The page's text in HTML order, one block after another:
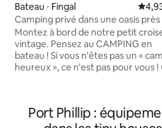
Bateau ⋅ Fingal
Camping privé dans une oasis près
source thermale
Montez à bord de notre petit
vintage. Pensez au CAMPING en
bateau ! Si vous n'êtes pas un «
heureux », ce n'est pas pour vous !
péninsule de Mornington sud. À 5
minutes en voiture des sources
Port Phillip :